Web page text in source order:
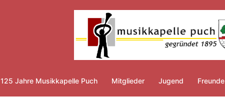
125 Jahre Musikkapelle Puch Mitglieder Jugend Freunde